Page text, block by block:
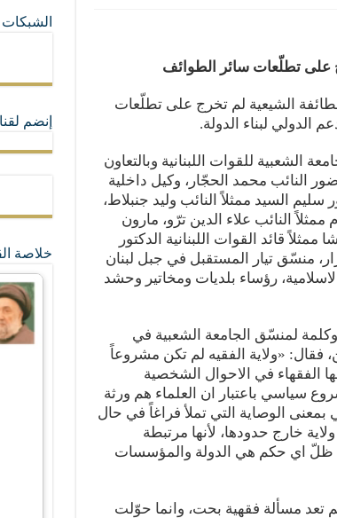
من مسيحية النظام
الانسانية التي تجعل الناس سواسية لا تفرق بينهم أعراق و ألوان و لا
على تطلّعات سائر الطوائف
الشيعية لم تخرج على تطلّعات
الدولي لبناء الدولة.
الشعبية للقوات اللبنانية وبالتعاون
النائب محمد الحجّار، وكيل داخلية
السيد ممثلاً النائب وليد جنبلاط،
النائب علاء الدين ترّو، مارون
قائد القوات اللبنانية الدكتور
منسّق تيار المستقبل في جبل لبنان
رؤساء بلديات ومخاتير وحشد
لمنسّق الجامعة الشعبية في
فقال: «ولاية الفقيه لم تكن مشروعاً
الفقهاء في الاحوال الشخصية
سياسي باعتبار ان العلماء هم ورثة
بمعنى الوصاية التي تملأ فراغاً في حال
خارج حدودها، لأنها مرتبطة
ظلّ اي حكم هي الدولة والمؤسسات
تعد مسألة فقهية بحت، وانما حوّلت
الشبكات
إنضم
خلاصة